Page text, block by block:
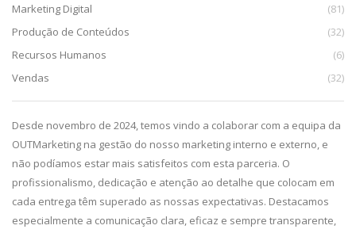
Marketing Digital
(81)
Produção de Conteúdos
(32)
Recursos Humanos
(6)
Vendas
(32)
Desde novembro de 2024, temos vindo a colaborar com a equipa da
OUTMarketing na gestão do nosso marketing interno e externo, e
não podíamos estar mais satisfeitos com esta parceria. O
profissionalismo, dedicação e atenção ao detalhe que colocam em
cada entrega têm superado as nossas expectativas. Destacamos
especialmente a comunicação clara, eficaz e sempre transparente,